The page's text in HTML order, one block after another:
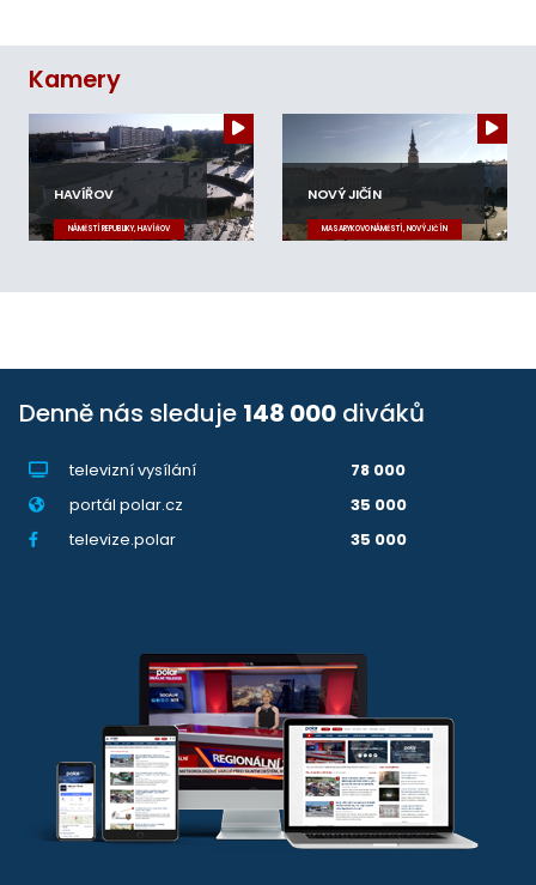
Kamery
HAVÍŘOV
NÁMĚSTÍ REPUBLIKY, HAVÍŘOV
NOVÝ JIČÍN
MASARYKOVO NÁMĚSTÍ, NOVÝ JIČÍN
Denně nás sleduje 148 000 diváků
televizní vysílání
78 000
portál polar.cz
35 000
televize.polar
35 000